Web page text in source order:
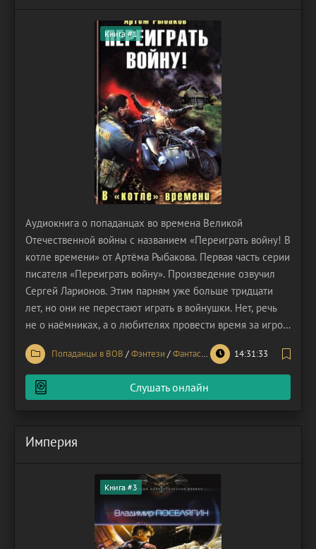
Книга #1
Аудиокнига о попаданцах во времена Великой
Отечественной войны с названием «Переиграть войну! В
котле времени» от Артёма Рыбакова. Первая часть серии
писателя «Переиграть войну». Произведение озвучил
Сергей Ларионов. Этим парням уже больше тридцати
лет, но они не перестают играть в войнушки. Нет, речь
не о наёмниках, а о любителях провести время за игрой
в страйкбол. Участники делятся на две команды,
надевают камуфляжную форму и опознавательные
повязки. Они вооружены игрушечными автоматами,
Попаданцы в ВОВ /Фэнтези /Фантастика 14:31:33
Слушать онлайн
Империя
Книга #3